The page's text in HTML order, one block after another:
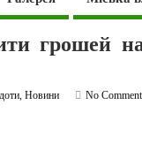
грошей
,Новини
No Comment